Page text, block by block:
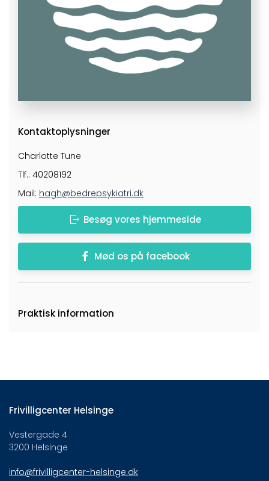
Kontaktoplysninger
Charlotte Tune
Tlf.: 40208192
Mail: hagh@bedrepsykiatri.dk
Besøg vores hjemmeside
Mød os på facebook
Praktisk information
Frivilligcenter Helsinge
Vestergade 4
3200 Helsinge
info@frivilligcenter-helsinge.dk